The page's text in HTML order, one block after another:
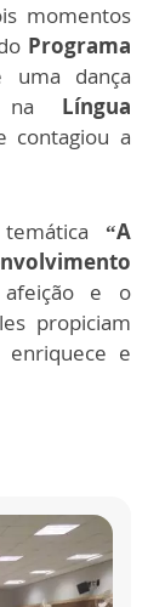
momentos
Programa
uma dança
na Língua
contagiou a
“A
e o
propiciam
e